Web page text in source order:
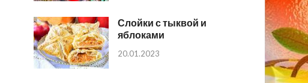
Слойки с тыквой и
яблоками
20.01.2023